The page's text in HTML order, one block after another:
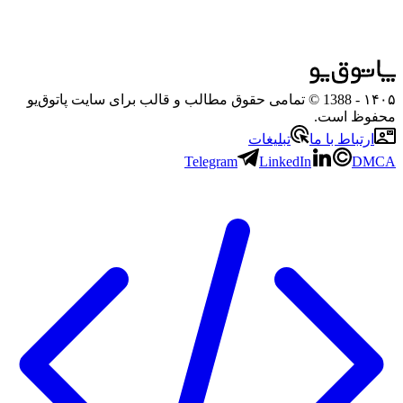
۱۴۰۵
- 1388 © تمامی حقوق مطالب و قالب برای سایت پاتوق‌یو
محفوظ است.
ارتباط با ما
تبلیغات
Telegram
LinkedIn DMCA